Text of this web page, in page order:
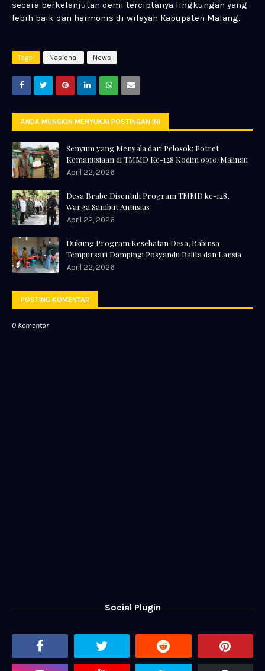
secara berkelanjutan demi terciptanya lingkungan yang
lebih baik dan harmonis di wilayah Kabupaten Malang.
Tags: Nasional News
ANDA MUNGKIN MENYUKAI POSTINGAN INI
Senyum yang Menyala dari Pelosok: Potret
Kemanusiaan di TMMD Ke-128 Kodim 0910/Malinau
April 22, 2026
Desa Brabe Disentuh Program TMMD ke-128,
Warga Sambut Antusias
April 22, 2026
Dukung Program Kesehatan Desa, Babinsa
Tempursari Dampingi Posyandu Balita dan Lansia
April 22, 2026
POSTING KOMENTAR
0 Komentar
Social Plugin